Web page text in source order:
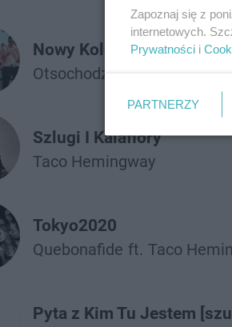
Nowy Kolor
Otsochodzi
Szlugi I Kalafiory
Taco Hemingway
Tokyo2020
Quebonafide ft. Taco
Pyta z Kim Tu Jestem
Zapoznaj się z
internetowych.
Prywatności i
PARTNERZY